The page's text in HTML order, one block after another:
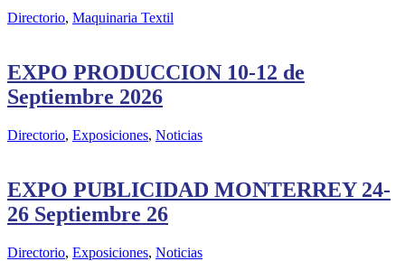
Directorio, Maquinaria Textil
EXPO PRODUCCION 10-12 de
Septiembre 2026
Directorio, Exposiciones, Noticias
EXPO PUBLICIDAD MONTERREY 24-
26 Septiembre 26
Directorio, Exposiciones, Noticias